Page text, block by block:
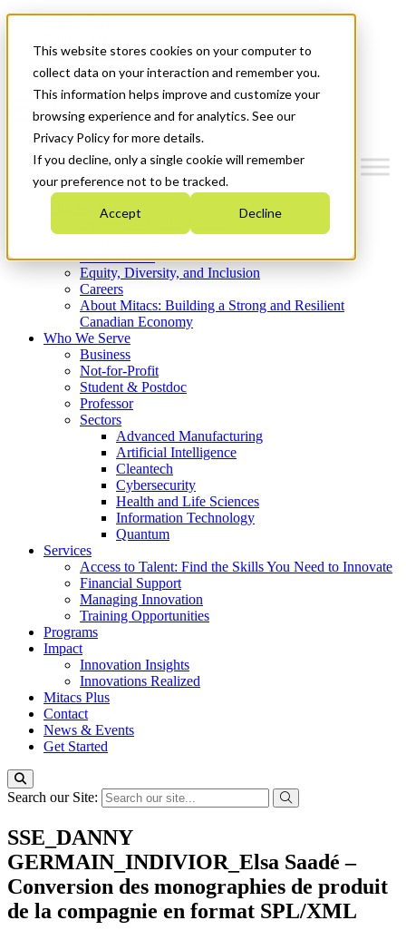
This website stores cookies on your computer to
collect data on your interaction and remember you.
This information helps improve and customize your
browsing experience and for analytics. See our
Privacy Policy for more details.
If you decline, only a single cookie will remember
your preference not to be tracked.
Accept Decline
News & Events
Get Started
Menu
Who We Are
Strategic Plan 2026-2030
What We Do
Equity, Diversity, and Inclusion
Careers
About Mitacs: Building a Strong and Resilient
Canadian Economy
Who We Serve
Business
Not-for-Profit
Student & Postdoc
Professor
Sectors
Advanced Manufacturing
Artificial Intelligence
Cleantech
Cybersecurity
Health and Life Sciences
Information Technology
Quantum
Services
Access to Talent: Find the Skills You Need to Innovate
Financial Support
Managing Innovation
Training Opportunities
Programs
Impact
Innovation Insights
Innovations Realized
Mitacs Plus
Contact
News & Events
Get Started
Search our Site:
SSE_DANNY
GERMAIN_INDIVIOR_Elsa Saadé –
Conversion des monographies de produit
de la compagnie en format SPL/XML